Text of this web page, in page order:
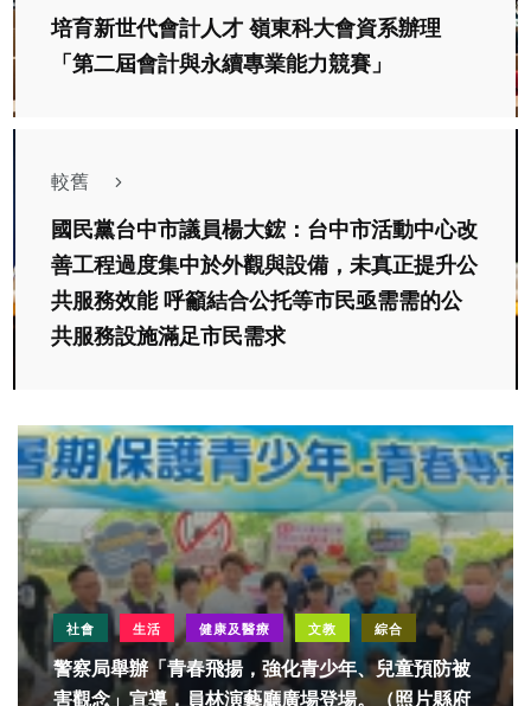
培育新世代會計人才 嶺東科大會資系辦理
「第二屆會計與永續專業能力競賽」
較舊
國民黨台中市議員楊大鋐：台中市活動中心改
善工程過度集中於外觀與設備，未真正提升公
共服務效能 呼籲結合公托等市民亟需需的公
共服務設施滿足市民需求
社會 生活 健康及醫療 文教 綜合
警察局舉辦「青春飛揚，強化青少年、兒童預防被
害觀念」宣導，員林演藝廳廣場登場。（照片縣府